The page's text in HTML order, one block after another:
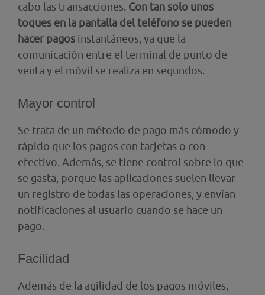
cabo las transacciones. Con tan solo unos
toques en la pantalla del teléfono se pueden
hacer pagos instantáneos, ya que la
comunicación entre el terminal de punto de
venta y el móvil se realiza en segundos.
Mayor control
Se trata de un método de pago más cómodo y
rápido que los pagos con tarjetas o con
efectivo. Además, se tiene control sobre lo que
se gasta, porque las aplicaciones suelen llevar
un registro de todas las operaciones, y envían
notificaciones al usuario cuando se hace un
pago.
Facilidad
Además de la agilidad de los pagos móviles,